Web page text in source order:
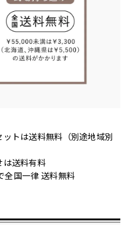
ットは送料無料（別途地域別
は送料有料
全国一律 送料無料